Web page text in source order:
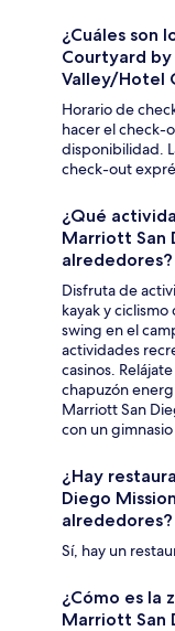
¿Cuáles son
Courtyard
Valley/Hotel
Horario de
hacer el check-
disponibilidad.
check-out
¿Qué
Marriott San
alrededores?
Disfruta de
kayak y
swing en el
actividades
casinos.
chapuzón
Marriott San
con un
¿Hay
Diego
alrededores?
Sí, hay un
¿Cómo es la
Marriott San